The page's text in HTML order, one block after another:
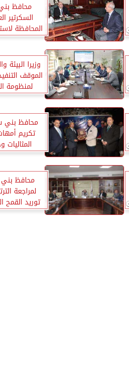
محافظ
السكرتير
المحافظة
وزيرا البيئة
الموقف
لمنظومة
محافظ بني
تكريم
محافظ
لمراجعة
توريد القمح